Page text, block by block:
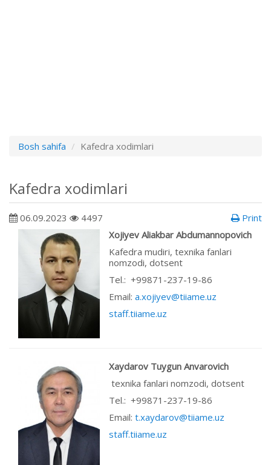
Bosh sahifa Kafedra xodimlari
Kafedra xodimlari
06.09.2023 4497
Print
Xojiyev Aliakbar Abdumannopovich
Kafedra mudiri, texnika fanlari
nomzodi, dotsent
Теl.: +99871-237-19-86
Email: a.xojiyev@tiiame.uz
staff.tiiame.uz
Xaydarov Tuygun Anvarovich
texnika fanlari nomzodi, dotsent
Tel.: +99871-237-19-86
Email: t.xaydarov@tiiame.uz
staff.tiiame.uz